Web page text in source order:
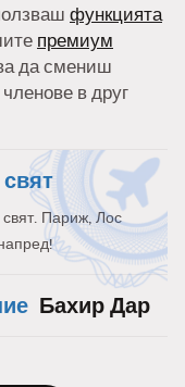
функцията
премиум
да смениш
в друг
Париж, Лос
Бахир Дар